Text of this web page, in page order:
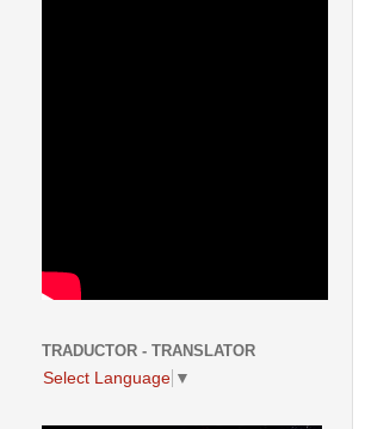
TRADUCTOR - TRANSLATOR
Select Language ▼